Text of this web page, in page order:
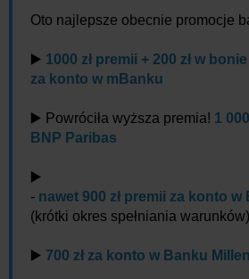
Oto najlepsze obecnie promocje
▶️ 1000 zł premii + 200 zł w
za konto w mBanku
▶️ Powróciła wyższa premia! 1
BNP Paribas
▶️
- nawet 900 zł premii za konto w
(krótki okres spełniania warunków)
▶️ 700 zł za konto w Banku